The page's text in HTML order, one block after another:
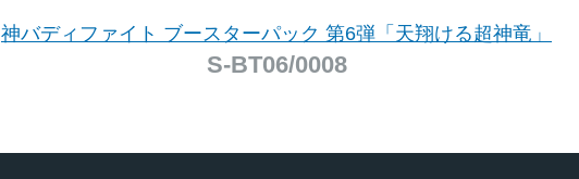
神バディファイト ブースターパック 第6弾「天翔ける超神竜」
S-BT06/0008